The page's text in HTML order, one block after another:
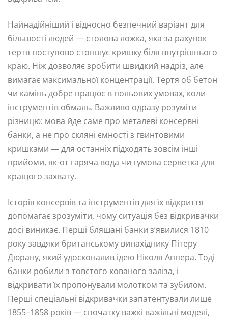
Найнадійніший і відносно безпечний варіант для
більшості людей — столова ложка, яка за рахунок
тертя поступово стоншує кришку біля внутрішнього
краю. Ніж дозволяє зробити швидкий надріз, але
вимагає максимальної концентрації. Тертя об бетон
чи камінь добре працює в польових умовах, коли
інструментів обмаль. Важливо одразу розуміти
різницю: мова йде саме про металеві консервні
банки, а не про скляні ємності з гвинтовими
кришками — для останніх підходять зовсім інші
прийоми, як-от гаряча вода чи гумова серветка для
кращого захвату.
Історія консервів та інструментів для їх відкриття
допомагає зрозуміти, чому ситуація без відкривачки
досі виникає. Перші бляшані банки з’явилися 1810
року завдяки британському винахіднику Пітеру
Дюрану, який удосконалив ідею Ніколя Аппера. Тоді
банки робили з товстого кованого заліза, і
відкривати їх пропонували молотком та зубилом.
Перші спеціальні відкривачки запатентували лише
1855–1858 років — спочатку важкі важільні моделі,